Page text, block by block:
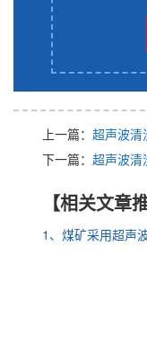
上一篇： 超声波清
下一篇： 超声波清
【相关文章
1、煤矿采用超声